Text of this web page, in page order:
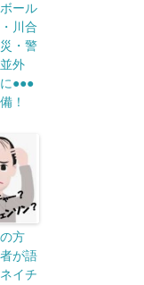
ール
川合
・警
外
●●●
！
方
が語
イチ